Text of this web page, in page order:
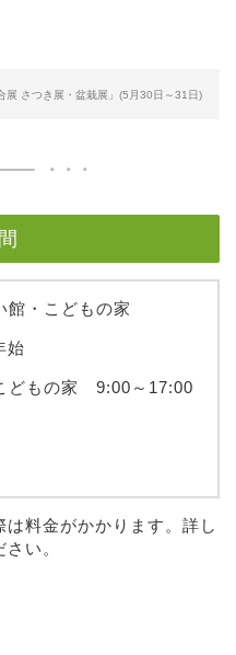
展 さつき展・盆栽展」(5月30日～31日)
館・こどもの家
始
どもの家 9:00～17:00
料金がかかります。詳し
い。